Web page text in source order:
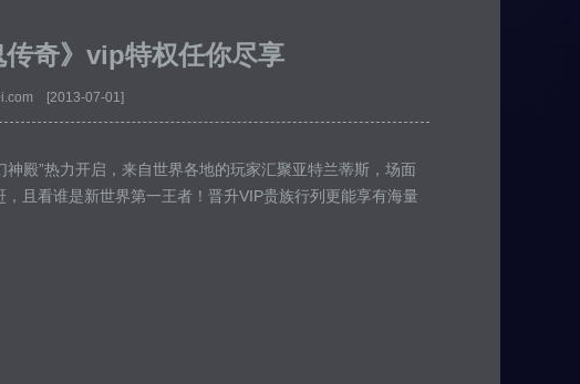
奇》vip特权任你尽享
[2013-07-01]
神殿”热力开启，来自世界各地的玩家汇聚亚特兰蒂斯，场面
且看谁是新世界第一王者！晋升VIP贵族行列更能享有海量